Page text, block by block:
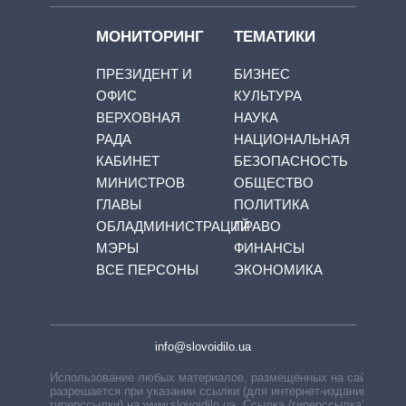
МОНИТОРИНГ
ПРЕЗИДЕНТ И
ОФИС
ВЕРХОВНАЯ
РАДА
КАБИНЕТ
МИНИСТРОВ
ГЛАВЫ
ОБЛАДМИНИСТРАЦИЙ
МЭРЫ
ВСЕ ПЕРСОНЫ
ТЕМАТИКИ
БИЗНЕС
КУЛЬТУРА
НАУКА
НАЦИОНАЛЬНАЯ
БЕЗОПАСНОСТЬ
ОБЩЕСТВО
ПОЛИТИКА
ПРАВО
ФИНАНСЫ
ЭКОНОМИКА
info@slovoidilo.ua
Использование любых материалов, размещённых на сайте,
разрешается при указании ссылки (для интернет-изданий —